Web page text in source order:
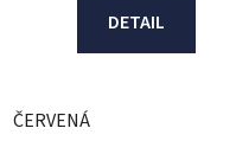
DETAIL
ČERVENÁ